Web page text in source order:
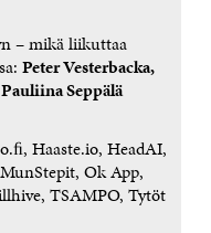
– mikä liikuttaa
Peter Vesterbacka,
Seppälä
Haaste.io, HeadAI,
Ok App,
TSAMPO, Tytöt